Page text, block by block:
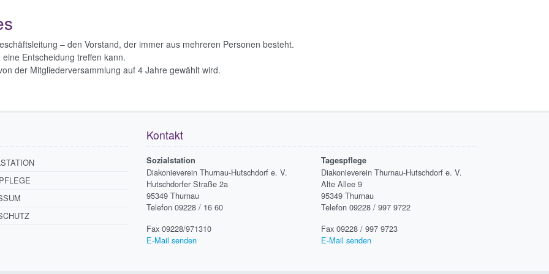
– den Vorstand, der immer aus mehreren Personen besteht.
Entscheidung treffen kann.
der Mitgliederversammlung auf 4 Jahre gewählt wird.
Kontakt
Sozialstation
Diakonieverein Thurnau-Hutschdorf e. V.
Hutschdorfer Straße 2a
95349 Thurnau
Telefon 09228 / 16 60
Fax 09228/971310
E-Mail senden
Tagespflege
Diakonieverein Thurnau-Hutschdorf e. V.
Alte Allee 9
95349 Thurnau
Telefon 09228 / 997 9722
Fax 09228 / 997 9723
E-Mail senden